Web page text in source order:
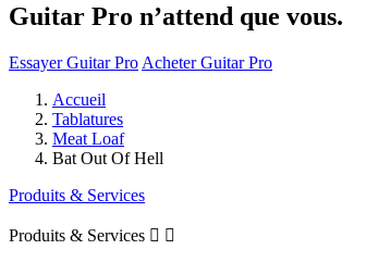
Guitar Pro n’attend que vous.
Essayer Guitar Pro Acheter Guitar Pro
Accueil
Tablatures
Meat Loaf
Bat Out Of Hell
Produits & Services
Produits & Services  